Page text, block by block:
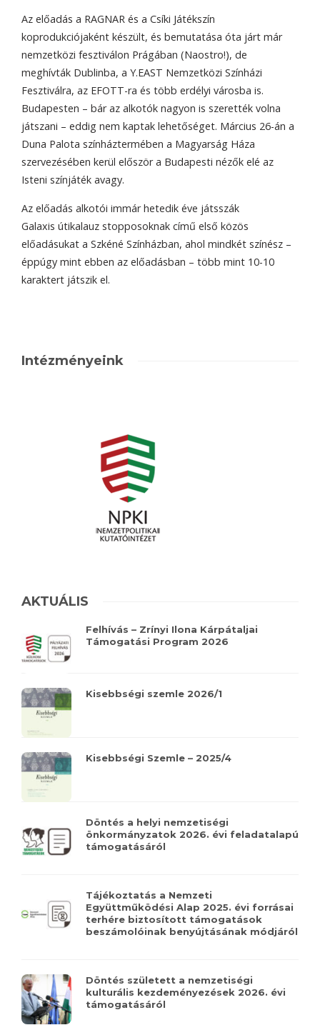
Az előadás a RAGNAR és a Csíki Játékszín
koprodukciójaként készült, és bemutatása óta járt már
nemzetközi fesztiválon Prágában (Naostro!), de
meghívták Dublinba, a Y.EAST Nemzetközi Színházi
Fesztiválra, az EFOTT-ra és több erdélyi városba is.
Budapesten – bár az alkotók nagyon is szerették volna
játszani – eddig nem kaptak lehetőséget. Március 26-án a
Duna Palota színháztermében a Magyarság Háza
szervezésében kerül először a Budapesti nézők elé az
Isteni színjáték avagy.
Az előadás alkotói immár hetedik éve játsszák
Galaxis útikalauz stopposoknak című első közös
előadásukat a Szkéné Színházban, ahol mindkét színész –
éppúgy mint ebben az előadásban – több mint 10-10
karaktert játszik el.
Intézményeink
AKTUÁLIS
Felhívás – Zrínyi Ilona Kárpátaljai
Támogatási Program 2026
Kisebbségi szemle 2026/1
Kisebbségi Szemle – 2025/4
Döntés a helyi nemzetiségi
önkormányzatok 2026. évi feladatalapú
támogatásáról
Tájékoztatás a Nemzeti
Együttműködési Alap 2025. évi forrásai
terhére biztosított támogatások
beszámolóinak benyújtásának módjáról
Döntés született a nemzetiségi
kulturális kezdeményezések 2026. évi
támogatásáról